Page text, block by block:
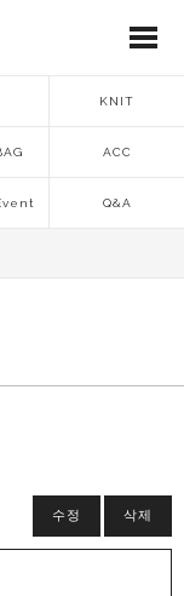
KNIT
ACC
Q&A
수정 삭제